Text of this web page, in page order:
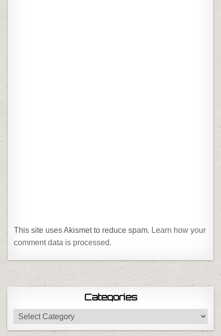
This site uses Akismet to reduce spam. Learn how your
comment data is processed.
Categories
Categories